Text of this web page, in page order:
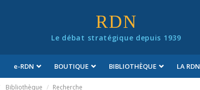
RDN
Le débat stratégique depuis 1939
e-RDN BOUTIQUE BIBLIOTHÈQUE LA RDN
Bibliothèque Recherche